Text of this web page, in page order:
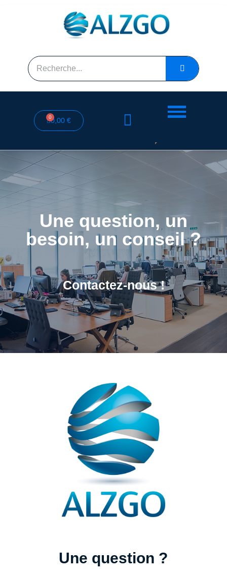
0,00 €
Une question, un
besoin, un conseil ?​
Contactez-nous !
Une question ?